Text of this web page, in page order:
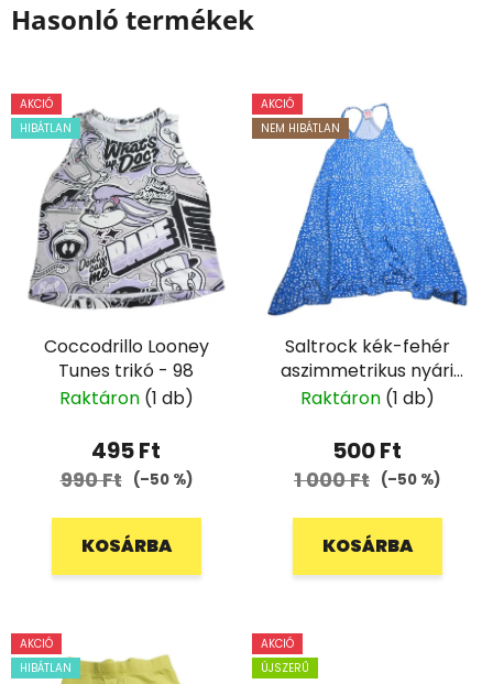
Hasonló termékek
AKCIÓ
HIBÁTLAN
Coccodrillo Looney
Tunes trikó - 98
Raktáron (1 db)
495 Ft
990 Ft (–50 %)
KOSÁRBA
AKCIÓ
NEM HIBÁTLAN
Saltrock kék-fehér
aszimmetrikus nyári
ruha - 158
Raktáron (1 db)
500 Ft
1 000 Ft (–50 %)
KOSÁRBA
AKCIÓ
HIBÁTLAN
AKCIÓ
ÚJSZERŰ